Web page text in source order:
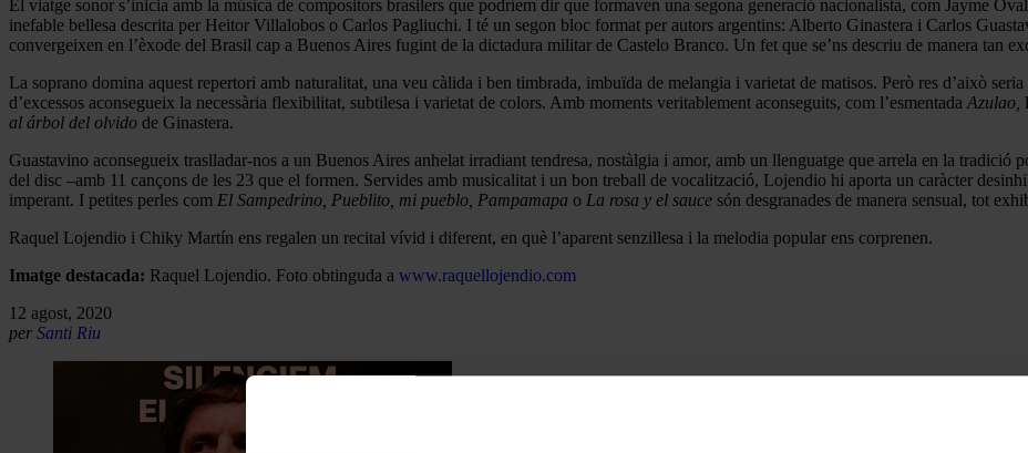
El viatge sonor s’inicia amb la música de compositors brasilers que podríem dir que formaven una segona generació nacionalista, com Jayme
inefable bellesa descrita per Heitor Villalobos o Carlos Pagliuchi. I té un segon bloc format per autors argentins: Alberto Ginastera i Carlos
convergeixen en l’èxode del Brasil cap a Buenos Aires fugint de la dictadura militar de Castelo Branco. Un fet que se’ns descriu de manera tan
La soprano domina aquest repertori amb naturalitat, una veu càlida i ben timbrada, imbuïda de melangia i varietat de matisos. Però res d’això
d’excessos aconsegueix la necessària flexibilitat, subtilesa i varietat de colors. Amb moments veritablement aconseguits, com l’esmentada Azulao,
al árbol del olvido de Ginastera.
Guastavino aconsegueix traslladar-nos a un Buenos Aires anhelat irradiant tendresa, nostàlgia i amor, amb un llenguatge que arrela en la
del disc –amb 11 cançons de les 23 que el formen. Servides amb musicalitat i un bon treball de vocalització, Lojendio hi aporta un caràcter
imperant. I petites perles com El Sampedrino, Pueblito, mi pueblo, Pampamapa o La rosa y el sauce són desgranades de manera sensual, tot
Raquel Lojendio i Chiky Martín ens regalen un recital vívid i diferent, en què l’aparent senzillesa i la melodia popular ens corprenen.
Imatge destacada: Raquel Lojendio. Foto obtinguda a www.raquellojendio.com
12 agost, 2020
per Santi Riu